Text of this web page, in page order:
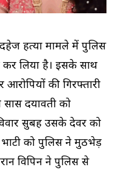
दहेज हत्या मामले में पुलिस
कर लिया है। इसके साथ
की गिरफ्तारी
सास दयावती को
सुबह उसके देवर को
भाटी को पुलिस ने मुठभेड़
विपिन ने पुलिस से